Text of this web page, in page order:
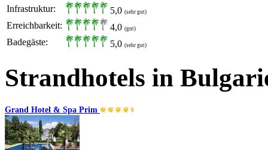
Infrastruktur: 5,0 (sehr gut)
Erreichbarkeit: 4,0 (gut)
Badegäste: 5,0 (sehr gut)
Strandhotels in
Grand Hotel & Spa Prim